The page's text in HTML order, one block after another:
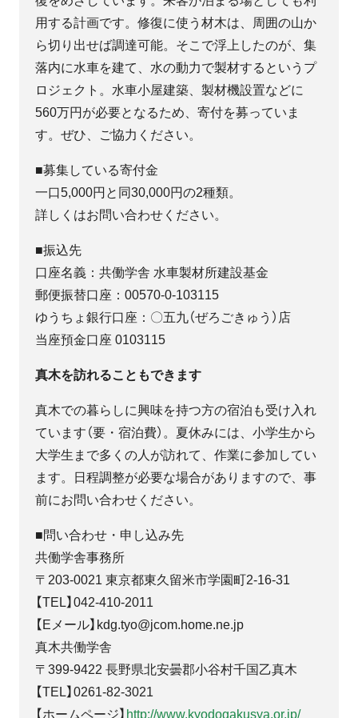
用する計画です。修復に使う材木は、周囲の山か
ら切り出せば調達可能。そこで浮上したのが、集
落内に水車を建て、水の動力で製材するというプ
ロジェクト。水車小屋建築、製材機設置などに
560万円が必要となるため、寄付を募っていま
す。ぜひ、ご協力ください。
■募集している寄付金
一口5,000円と同30,000円の2種類。
詳しくはお問い合わせください。
■振込先
口座名義：共働学舎 水車製材所建設基金
郵便振替口座：00570-0-103115
ゆうちょ銀行口座：〇五九（ぜろごきゅう）店
当座預金口座 0103115
真木を訪れることもできます
真木での暮らしに興味を持つ方の宿泊も受け入れ
ています（要・宿泊費）。夏休みには、小学生から
大学生まで多くの人が訪れて、作業に参加してい
ます。日程調整が必要な場合がありますので、事
前にお問い合わせください。
■問い合わせ・申し込み先
共働学舎事務所
〒203-0021 東京都東久留米市学園町2-16-31
【TEL】042-410-2011
【Eメール】kdg.tyo@jcom.home.ne.jp
真木共働学舎
〒399-9422 長野県北安曇郡小谷村千国乙真木
【TEL】0261-82-3021
【ホームページ】 http://www.kyodogakusya.or.jp/